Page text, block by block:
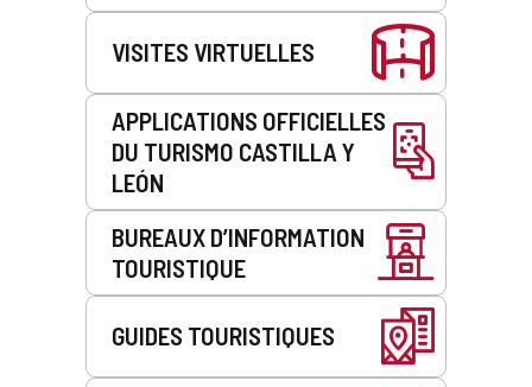
VISITES VIRTUELLES
APPLICATIONS OFFICIELLES
DU TURISMO CASTILLA Y
LEÓN
BUREAUX D’INFORMATION
TOURISTIQUE
GUIDES TOURISTIQUES